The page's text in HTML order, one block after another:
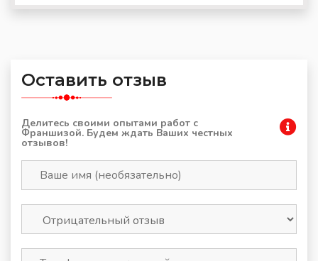
Оставить отзыв
Делитесь своими опытами работ с
Франшизой. Будем ждать Ваших честных
отзывов!